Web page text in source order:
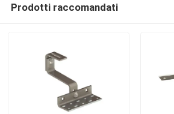
Prodotti raccomandati